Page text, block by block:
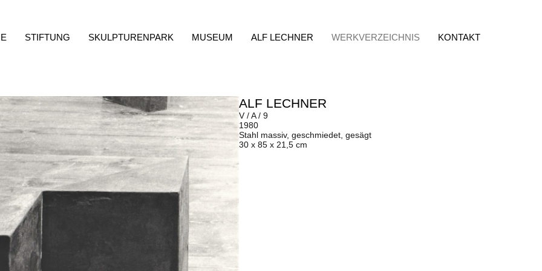
STIFTUNG SKULPTURENPARK MUSEUM ALF LECHNER WERKVERZEICHNIS KONTAKT
ALF LECHNER
V / A / 9
1980
Stahl massiv, geschmiedet, gesägt
30 x 85 x 21,5 cm